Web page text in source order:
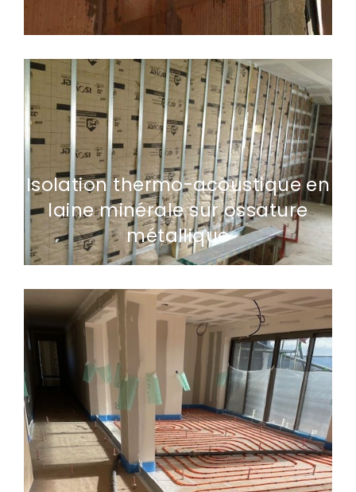
Isolation thermo-acoustique en
laine minérale sur ossature
métallique